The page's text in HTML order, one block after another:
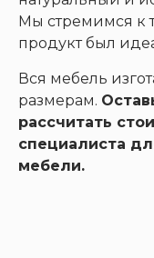
Мы стремимся к
продукт был
Вся мебель
размерам.
рассчитать
специалиста
мебели.